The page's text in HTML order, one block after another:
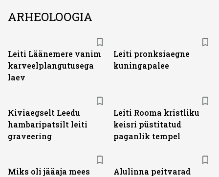
ARHEOLOOGIA
Leiti Läänemere vanim
karveelplangutusega
laev
Leiti pronksiaegne
kuningapalee
Kiviaegselt Leedu
hambaripatsilt leiti
graveering
Leiti Rooma kristliku
keisri püstitatud
paganlik tempel
Miks oli jääaja mees
Alulinna peitvarad